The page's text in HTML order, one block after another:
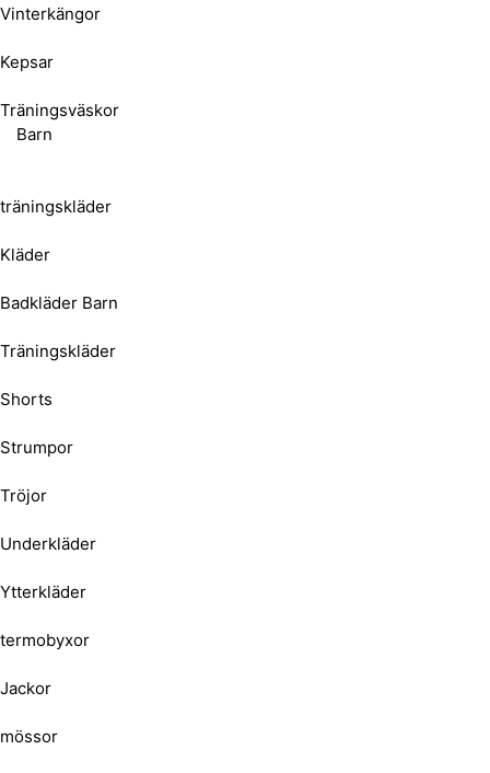
Vinterkängor
Kepsar
Träningsväskor
Barn
träningskläder
Kläder
Badkläder Barn
Träningskläder
Shorts
Strumpor
Tröjor
Underkläder
Ytterkläder
termobyxor
Jackor
mössor